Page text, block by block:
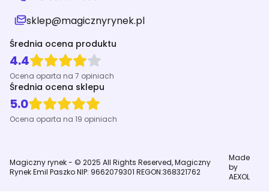
sklep@magicznyrynek.pl
Średnia ocena produktu
4.4
Ocena oparta na 7 opiniach
Średnia ocena sklepu
5.0
Ocena oparta na 19 opiniach
Magiczny rynek - © 2025 All Rights Reserved, Magiczny
Rynek Emil Paszko NIP: 9662079301 REGON:368321762
Made
by
AEXOL